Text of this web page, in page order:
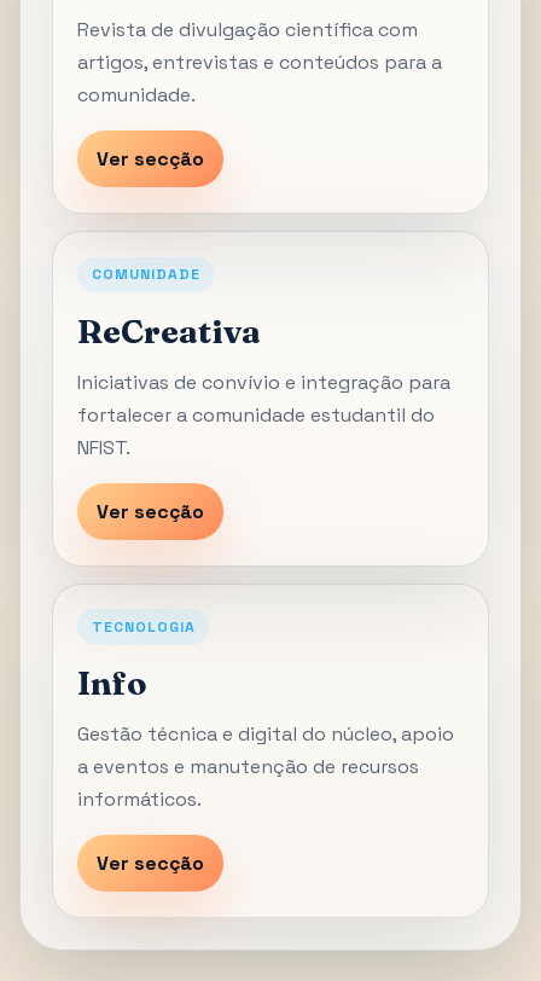
Revista de divulgação científica com
artigos, entrevistas e conteúdos para a
comunidade.
Ver secção
COMUNIDADE
ReCreativa
Iniciativas de convívio e integração para
fortalecer a comunidade estudantil do
NFIST.
Ver secção
TECNOLOGIA
Info
Gestão técnica e digital do núcleo, apoio
a eventos e manutenção de recursos
informáticos.
Ver secção